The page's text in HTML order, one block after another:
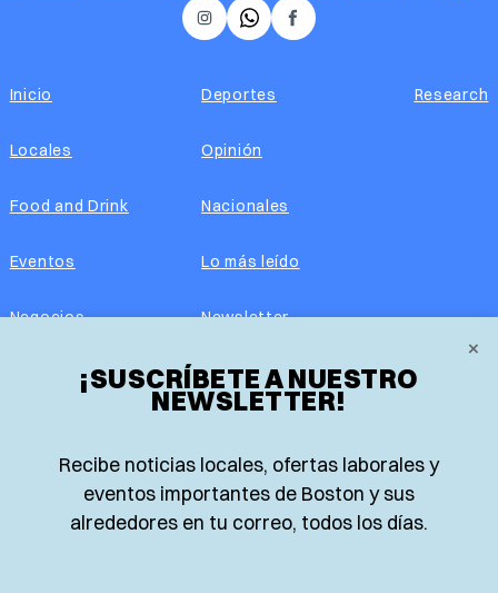
×
¡SUSCRÍBETE A NUESTRO
NEWSLETTER!
Recibe noticias locales, ofertas laborales y
eventos importantes de Boston y sus
alrededores en tu correo, todos los días.
𝕏 Facebook
Instagram
Inicio
Locales
Food and Drink
Eventos
Negocios
Real Estate
Guía de Recursos
Deportes
Opinión
Nacionales
Lo más leído
Newsletter
Edición impresa
Advertise with us
Research